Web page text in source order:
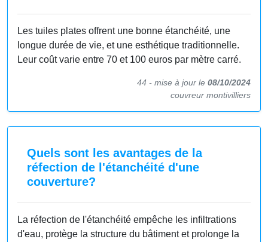
Les tuiles plates offrent une bonne étanchéité, une
longue durée de vie, et une esthétique traditionnelle.
Leur coût varie entre 70 et 100 euros par mètre carré.
44 - mise à jour le 08/10/2024
couvreur montivilliers
Quels sont les avantages de la
réfection de l'étanchéité d'une
couverture?
La réfection de l'étanchéité empêche les infiltrations
d'eau, protège la structure du bâtiment et prolonge la